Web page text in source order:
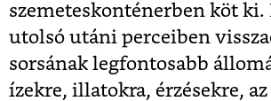
szemeteskonténerben köt ki.
utolsó utáni perceiben
sorsának legfontosabb
ízekre, illatokra, érzésekre,